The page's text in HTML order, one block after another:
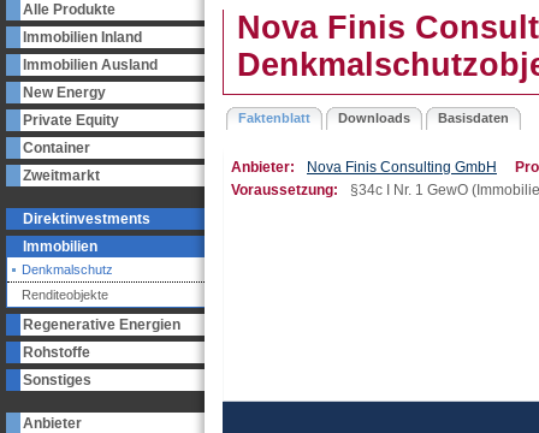
Alle Produkte
Immobilien Inland
Immobilien Ausland
New Energy
Private Equity
Container
Zweitmarkt
Direktinvestments
Immobilien
Denkmalschutz
Renditeobjekte
Regenerative Energien
Rohstoffe
Sonstiges
Anbieter
Nova Finis
Faktenblatt Downloads Basisdaten
Anbieter: Nova Finis Consulting GmbH
Voraussetzung:
§34c I Nr. 1 GewO